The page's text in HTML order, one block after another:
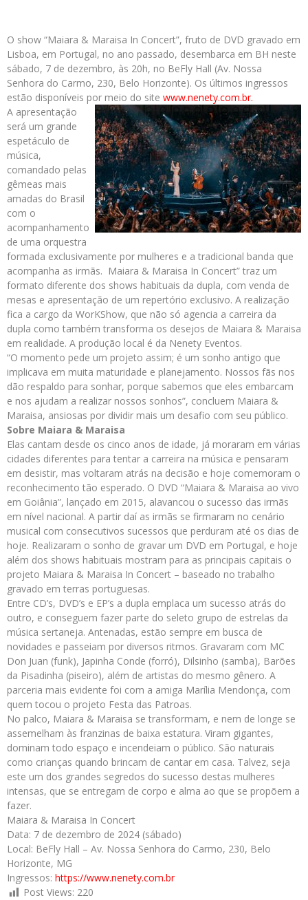
O show “Maiara & Maraisa In Concert”, fruto de DVD gravado em
Lisboa, em Portugal, no ano passado, desembarca em BH neste
sábado, 7 de dezembro, às 20h, no BeFly Hall (Av. Nossa
Senhora do Carmo, 230, Belo Horizonte). Os últimos ingressos
estão disponíveis por meio do site www.nenety.com.br.
A apresentação
será um grande
espetáculo de
música,
comandado pelas
gêmeas mais
amadas do Brasil
com o
acompanhamento
de uma orquestra
formada exclusivamente por mulheres e a tradicional banda que
acompanha as irmãs. Maiara & Maraisa In Concert” traz um
formato diferente dos shows habituais da dupla, com venda de
mesas e apresentação de um repertório exclusivo. A realização
fica a cargo da WorKShow, que não só agencia a carreira da
dupla como também transforma os desejos de Maiara & Maraisa
em realidade. A produção local é da Nenety Eventos.
“O momento pede um projeto assim; é um sonho antigo que
implicava em muita maturidade e planejamento. Nossos fãs nos
dão respaldo para sonhar, porque sabemos que eles embarcam
e nos ajudam a realizar nossos sonhos”, concluem Maiara &
Maraisa, ansiosas por dividir mais um desafio com seu público.
Sobre Maiara & Maraisa
Elas cantam desde os cinco anos de idade, já moraram em várias
cidades diferentes para tentar a carreira na música e pensaram
em desistir, mas voltaram atrás na decisão e hoje comemoram o
reconhecimento tão esperado. O DVD “Maiara & Maraisa ao vivo
em Goiânia”, lançado em 2015, alavancou o sucesso das irmãs
em nível nacional. A partir daí as irmãs se firmaram no cenário
musical com consecutivos sucessos que perduram até os dias de
hoje. Realizaram o sonho de gravar um DVD em Portugal, e hoje
além dos shows habituais mostram para as principais capitais o
projeto Maiara & Maraisa In Concert – baseado no trabalho
gravado em terras portuguesas.
Entre CD’s, DVD’s e EP’s a dupla emplaca um sucesso atrás do
outro, e conseguem fazer parte do seleto grupo de estrelas da
música sertaneja. Antenadas, estão sempre em busca de
novidades e passeiam por diversos ritmos. Gravaram com MC
Don Juan (funk), Japinha Conde (forró), Dilsinho (samba), Barões
da Pisadinha (piseiro), além de artistas do mesmo gênero. A
parceria mais evidente foi com a amiga Marília Mendonça, com
quem tocou o projeto Festa das Patroas.
No palco, Maiara & Maraisa se transformam, e nem de longe se
assemelham às franzinas de baixa estatura. Viram gigantes,
dominam todo espaço e incendeiam o público. São naturais
como crianças quando brincam de cantar em casa. Talvez, seja
este um dos grandes segredos do sucesso destas mulheres
intensas, que se entregam de corpo e alma ao que se propõem a
fazer.
Maiara & Maraisa In Concert
Data: 7 de dezembro de 2024 (sábado)
Local: BeFly Hall – Av. Nossa Senhora do Carmo, 230, Belo
Horizonte, MG
Ingressos: https://www.nenety.com.br
Post Views: 220